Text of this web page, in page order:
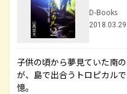
D-Books
子供の頃から夢見ていた南
が、島で出合うトロピカル
憶。